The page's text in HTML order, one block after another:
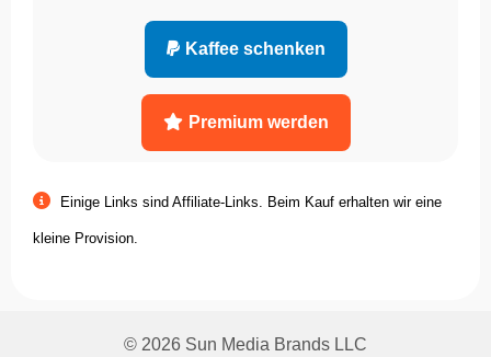
Kaffee schenken
Premium werden
Einige Links sind Affiliate-Links. Beim Kauf erhalten wir eine
kleine Provision.
© 2026 Sun Media Brands LLC